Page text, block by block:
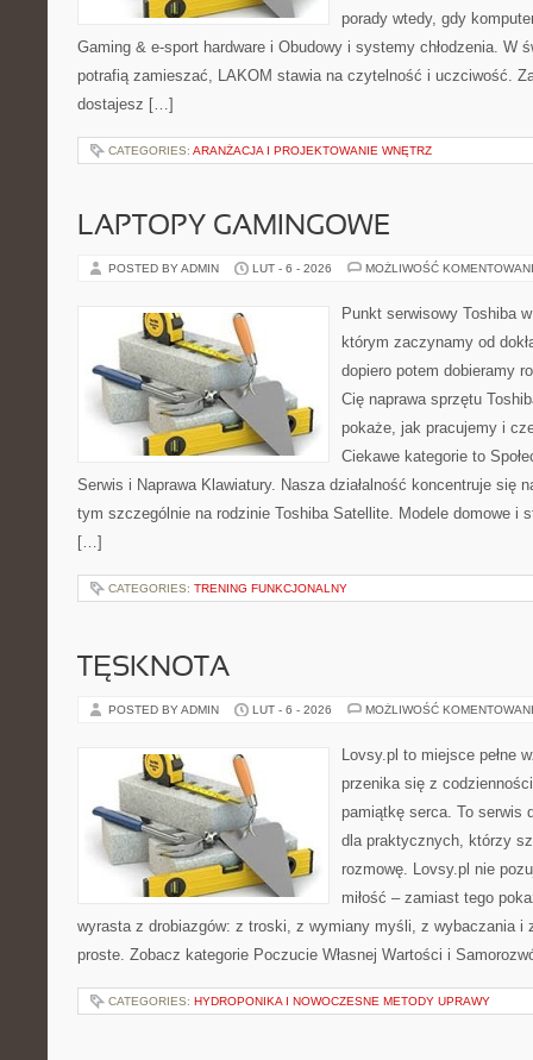
porady wtedy, gdy
Gaming & e-sport hardware i Obudowy i systemy chłodzenia. W
potrafią zamieszać, LAKOM stawia na czytelność i uczciwość.
dostajesz […]
CATEGORIES: ARANŻACJA I PROJEKTOWANIE WNĘTRZ
LAPTOPY GAMINGOWE
POSTED BY ADMIN LUT - 6 - 2026 MOŻLIWOŚĆ
Punkt serwisowy Toshiba
którym zaczynamy od
dopiero potem dobieramy
Cię naprawa sprzętu
pokaże, jak pracujemy i
Ciekawe kategorie to
Serwis i Naprawa Klawiatury. Nasza działalność koncentruje się
tym szczególnie na rodzinie Toshiba Satellite. Modele domowe i
[…]
CATEGORIES: TRENING FUNKCJONALNY
TĘSKNOTA
POSTED BY ADMIN LUT - 6 - 2026 MOŻLIWOŚĆ
Lovsy.pl to miejsce pełne
przenika się z
pamiątkę serca. To serwis
dla praktycznych, którzy
rozmowę. Lovsy.pl nie
miłość – zamiast tego
wyrasta z drobiazgów: z troski, z wymiany myśli, z wybaczania i
proste. Zobacz kategorie Poczucie Własnej Wartości i
CATEGORIES: HYDROPONIKA I NOWOCZESNE METODY UPRAWY